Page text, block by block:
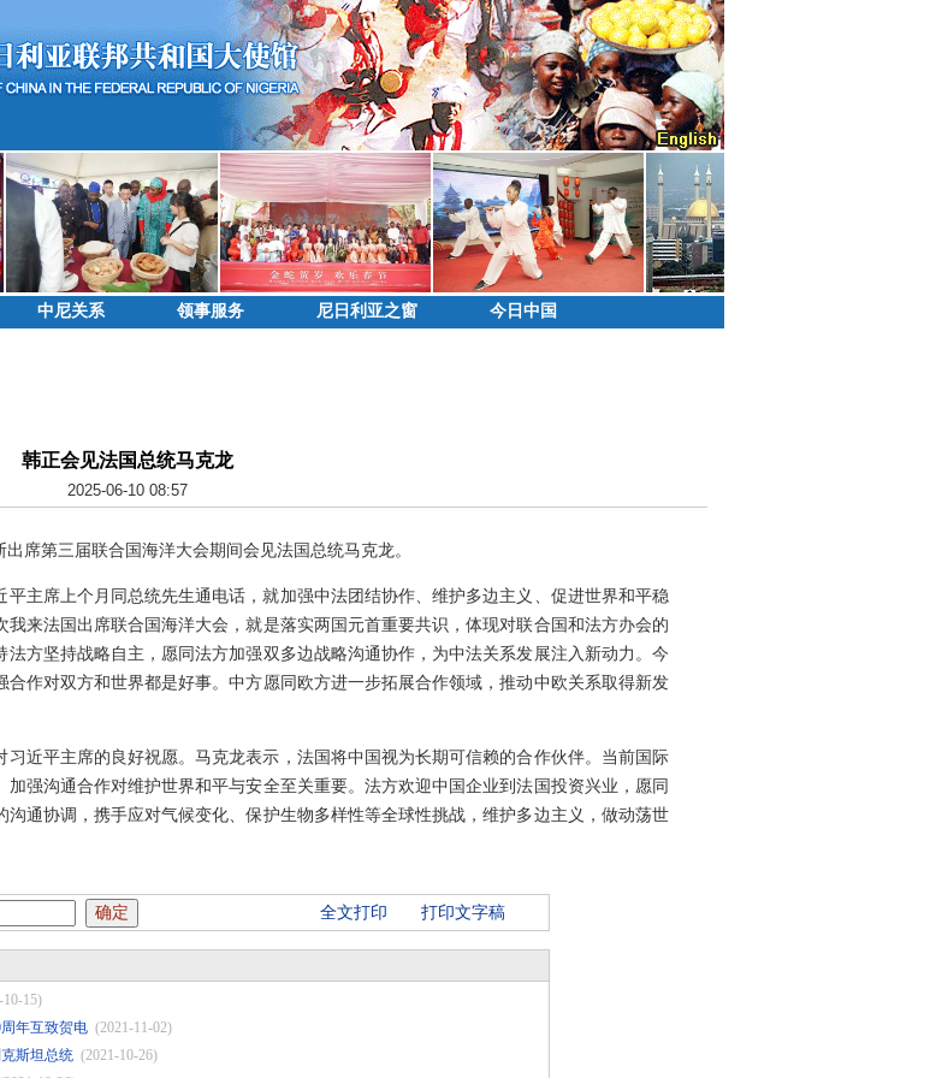
中尼关系 领事服务 尼日利亚之窗 今日中国
韩正会见法国总统马克龙
2025-06-10 08:57
席第三届联合国海洋大会期间会见法国总统马克龙。
主席上个月同总统先生通电话，就加强中法团结协作、维护多边主义、促进世界和平稳
来法国出席联合国海洋大会，就是落实两国元首重要共识，体现对联合国和法方办会的
方坚持战略自主，愿同法方加强双多边战略沟通协作，为中法关系发展注入新动力。今
作对双方和世界都是好事。中方愿同欧方进一步拓展合作领域，推动中欧关系取得新发
近平主席的良好祝愿。马克龙表示，法国将中国视为长期可信赖的合作伙伴。当前国际
强沟通合作对维护世界和平与安全至关重要。法方欢迎中国企业到法国投资兴业，愿同
通协调，携手应对气候变化、保护生物多样性等全球性挑战，维护多边主义，做动荡世
全文打印 打印文字稿
10-15)
年互致贺电 (2021-11-02)
斯坦总统 (2021-10-26)